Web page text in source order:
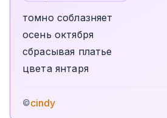
томно соблазняет
осень октября
сбрасывая платье
цвета янтаря
©cindy